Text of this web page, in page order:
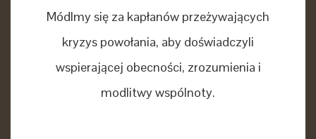
Módlmy się za kapłanów przeżywających
kryzys powołania, aby doświadczyli
wspierającej obecności, zrozumienia i
modlitwy wspólnoty.